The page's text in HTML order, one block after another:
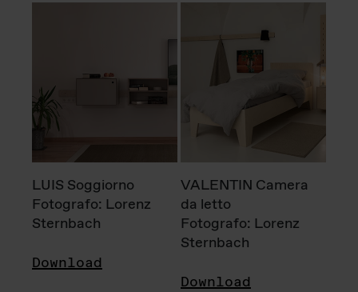
LUIS Soggiorno
Fotografo: Lorenz
Sternbach
Download
VALENTIN Camera
da letto
Fotografo: Lorenz
Sternbach
Download